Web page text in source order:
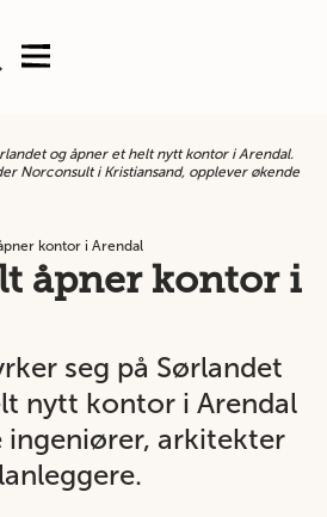
og åpner et helt nytt kontor i Arendal.
Norconsult i Kristiansand, opplever økende
kontor i Arendal
åpner kontor i
seg på Sørlandet
nytt kontor i Arendal
ingeniører, arkitekter